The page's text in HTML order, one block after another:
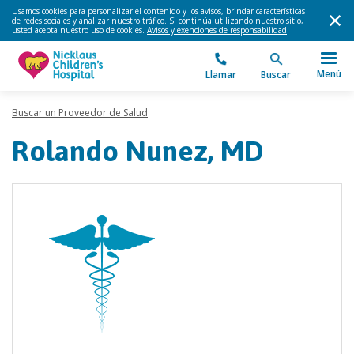
Usamos cookies para personalizar el contenido y los avisos, brindar características
de redes sociales y analizar nuestro tráfico. Si continúa utilizando nuestro sitio,
usted acepta nuestro uso de cookies. Avisos y exenciones de responsabilidad.
Llamar Buscar Menú
Buscar un Proveedor de Salud
Rolando Nunez, MD